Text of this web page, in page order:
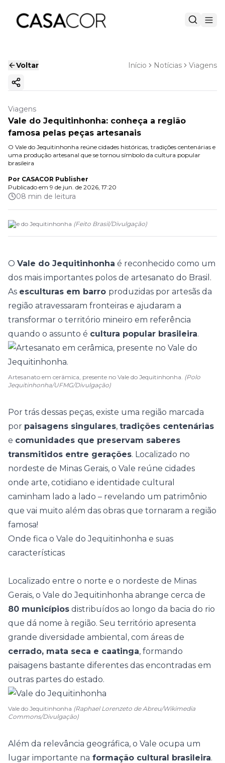
Voltar Início Notícias Viagens
Copiar link
Viagens
Vale do Jequitinhonha: conheça a região
famosa pelas peças artesanais
O Vale do Jequitinhonha reúne cidades históricas, tradições centenárias e
uma produção artesanal que se tornou símbolo da cultura popular
brasileira
Por CASACOR Publisher
Publicado em 9 de jun. de 2026, 17:20
08 min de leitura
Vale do Jequitinhonha (Feito Brasil/Divulgação)
O Vale do Jequitinhonha é reconhecido como um
dos mais importantes polos de artesanato do Brasil.
As esculturas em barro produzidas por artesãs da
região atravessaram fronteiras e ajudaram a
transformar o território mineiro em referência
quando o assunto é cultura popular brasileira.
Artesanato em cerâmica, presente no Vale do Jequitinhonha. (Polo
Jequitinhonha/UFMG/Divulgação)
Por trás dessas peças, existe uma região marcada
por paisagens singulares, tradições centenárias
e comunidades que preservam saberes
transmitidos entre gerações. Localizado no
nordeste de Minas Gerais, o Vale reúne cidades
onde arte, cotidiano e identidade cultural
caminham lado a lado – revelando um patrimônio
que vai muito além das obras que tornaram a região
famosa!
Onde fica o Vale do Jequitinhonha e suas
características
Localizado entre o norte e o nordeste de Minas
Gerais, o Vale do Jequitinhonha abrange cerca de
80 municípios distribuídos ao longo da bacia do rio
que dá nome à região. Seu território apresenta
grande diversidade ambiental, com áreas de
cerrado, mata seca e caatinga, formando
paisagens bastante diferentes das encontradas em
outras partes do estado.
Vale do Jequitinhonha (Raphael Lorenzeto de Abreu/Wikimedia
Commons/Divulgação)
Além da relevância geográfica, o Vale ocupa um
lugar importante na formação cultural brasileira.